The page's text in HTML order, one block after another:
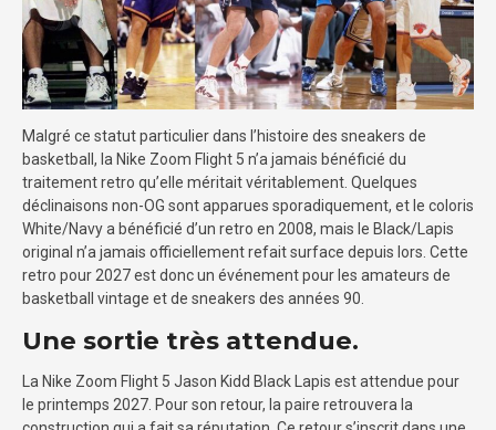
Malgré ce statut particulier dans l’histoire des sneakers de
basketball, la Nike Zoom Flight 5 n’a jamais bénéficié du
traitement retro qu’elle méritait véritablement. Quelques
déclinaisons non-OG sont apparues sporadiquement, et le coloris
White/Navy a bénéficié d’un retro en 2008, mais le Black/Lapis
original n’a jamais officiellement refait surface depuis lors. Cette
retro pour 2027 est donc un événement pour les amateurs de
basketball vintage et de sneakers des années 90.
Une sortie très attendue.
La Nike Zoom Flight 5 Jason Kidd Black Lapis est attendue pour
le printemps 2027. Pour son retour, la paire retrouvera la